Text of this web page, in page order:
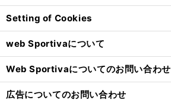
Setting of Cookies
web Sportivaについて
Web Sportivaについてのお問い合わせ
広告についてのお問い合わせ